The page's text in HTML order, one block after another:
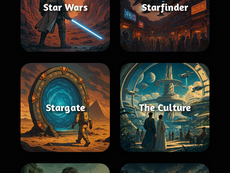
Star Wars Starfinder
Stargate The Culture